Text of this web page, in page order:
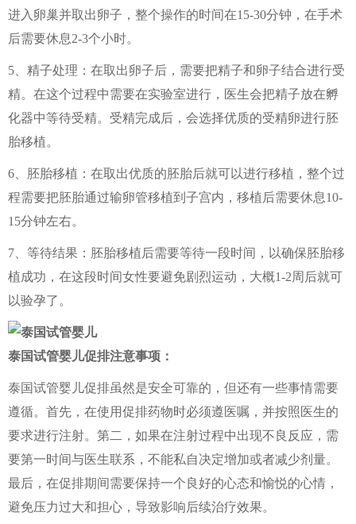
进入卵巢并取出卵子，整个操作的时间在15-30分钟，在手术
后需要休息2-3个小时。
5、精子处理：在取出卵子后，需要把精子和卵子结合进行受
精。在这个过程中需要在实验室进行，医生会把精子放在孵
化器中等待受精。受精完成后，会选择优质的受精卵进行胚
胎移植。
6、胚胎移植：在取出优质的胚胎后就可以进行移植，整个过
程需要把胚胎通过输卵管移植到子宫内，移植后需要休息10-
15分钟左右。
7、等待结果：胚胎移植后需要等待一段时间，以确保胚胎移
植成功，在这段时间女性要避免剧烈运动，大概1-2周后就可
以验孕了。
泰国试管婴儿促排注意事项：
泰国试管婴儿促排虽然是安全可靠的，但还有一些事情需要
遵循。首先，在使用促排药物时必须遵医嘱，并按照医生的
要求进行注射。第二，如果在注射过程中出现不良反应，需
要第一时间与医生联系，不能私自决定增加或者减少剂量。
最后，在促排期间需要保持一个良好的心态和愉悦的心情，
避免压力过大和担心，导致影响后续治疗效果。